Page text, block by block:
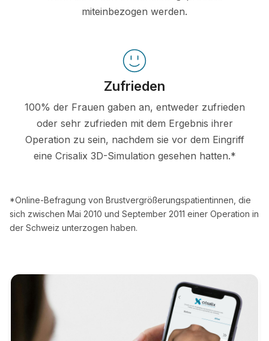
miteinbezogen werden.
Zufrieden
100% der Frauen gaben an, entweder zufrieden
oder sehr zufrieden mit dem Ergebnis ihrer
Operation zu sein, nachdem sie vor dem Eingriff
eine Crisalix 3D-Simulation gesehen hatten.*
*Online-Befragung von Brustvergrößerungspatientinnen, die
sich zwischen Mai 2010 und September 2011 einer Operation in
der Schweiz unterzogen haben.